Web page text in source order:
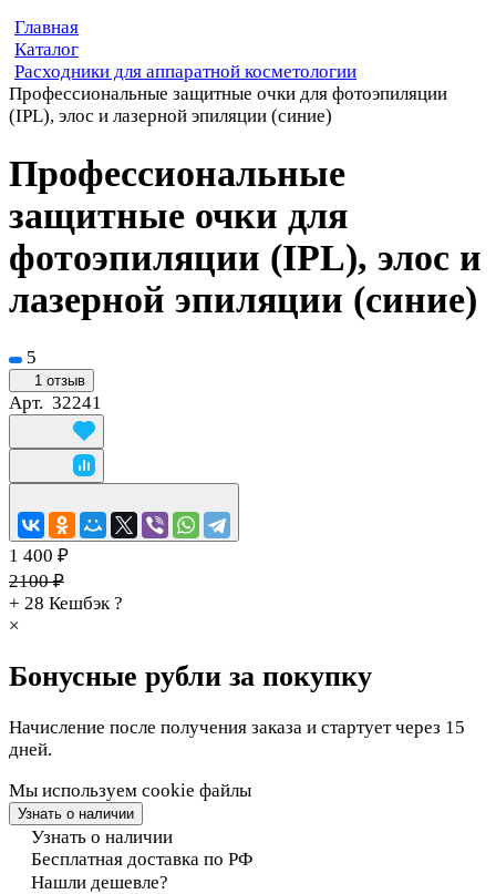
Главная
Каталог
Расходники для аппаратной косметологии
Профессиональные защитные очки для фотоэпиляции
(IPL), элос и лазерной эпиляции (синие)
Профессиональные
защитные очки для
фотоэпиляции (IPL), элос и
лазерной эпиляции (синие)
5
1 отзыв
Арт. 32241
1 400 ₽
2100 ₽
+ 28 Кешбэк ?
×
Бонусные рубли за покупку
Начисление после получения заказа и стартует через 15
дней.
Мы используем cookie файлы
Узнать о наличии
Узнать о наличии
Бесплатная доставка по РФ
Нашли дешевле?